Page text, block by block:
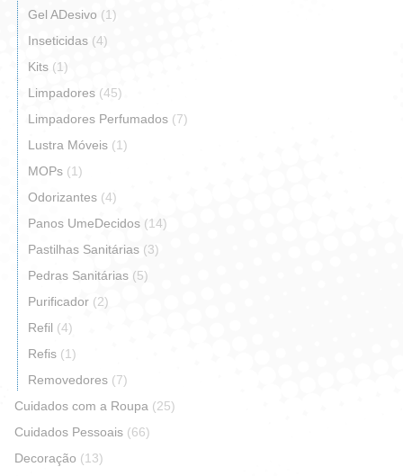
Gel ADesivo (1)
Inseticidas (4)
Kits (1)
Limpadores (45)
Limpadores Perfumados (7)
Lustra Móveis (1)
MOPs (1)
Odorizantes (4)
Panos UmeDecidos (14)
Pastilhas Sanitárias (3)
Pedras Sanitárias (5)
Purificador (2)
Refil (4)
Refis (1)
Removedores (7)
Cuidados com a Roupa (25)
Cuidados Pessoais (66)
Decoração (13)